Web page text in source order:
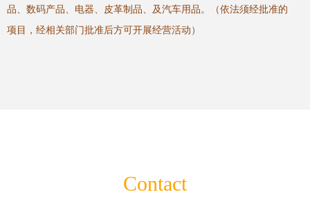
品、数码产品、电器、皮革制品、及汽车用品。（依法须经批准的
项目，经相关部门批准后方可开展经营活动）
Contact